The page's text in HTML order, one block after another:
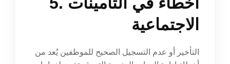
الاجتماعية
التأخير أو عدم التسجيل الصحيح للموظفين يُعد من